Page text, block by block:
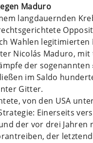
Maduro
langdauernden
Wahlen
Nicolás Maduro,
der sogenannten
im Saldo
Gitter.
von den USA
Einerseits
der vor drei Jahren
der